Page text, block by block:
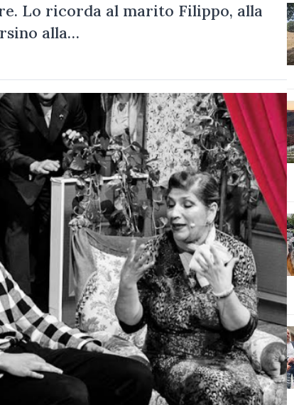
Lo ricorda al marito Filippo, alla
alla…